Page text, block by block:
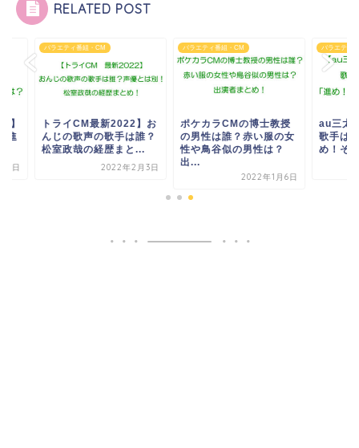
RELATED POST
ティ番組・CM
イCM最新2022】お
の歌声の歌手は誰？
政哉の経歴まと...
バラエティ番組・CM
ポケカラCMの博士教授
の男性は誰？赤い服の女
性や鳥谷似の男性は？
出...
バラエティ番組・CM
au三太郎CM2022の
歌手は誰？和ぬか？
め！そっちだ！」...